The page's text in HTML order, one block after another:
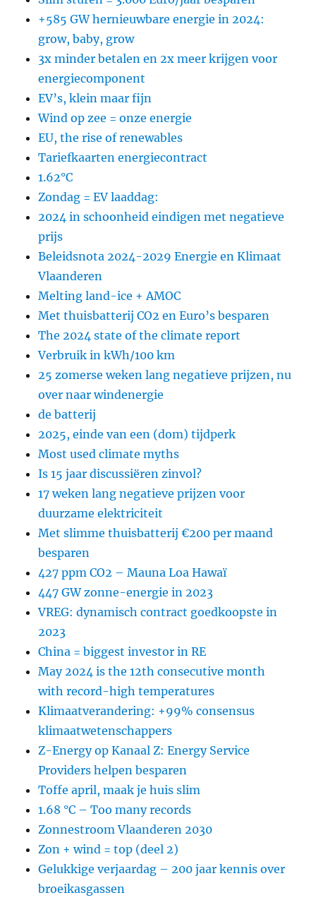
+585 GW hernieuwbare energie in 2024:
grow, baby, grow
3x minder betalen en 2x meer krijgen voor
energiecomponent
EV’s, klein maar fijn
Wind op zee = onze energie
EU, the rise of renewables
Tariefkaarten energiecontract
1.62°C
Zondag = EV laaddag:
2024 in schoonheid eindigen met negatieve
prijs
Beleidsnota 2024-2029 Energie en Klimaat
Vlaanderen
Melting land-ice + AMOC
Met thuisbatterij CO2 en Euro’s besparen
The 2024 state of the climate report
Verbruik in kWh/100 km
25 zomerse weken lang negatieve prijzen, nu
over naar windenergie
de batterij
2025, einde van een (dom) tijdperk
Most used climate myths
Is 15 jaar discussiëren zinvol?
17 weken lang negatieve prijzen voor
duurzame elektriciteit
Met slimme thuisbatterij €200 per maand
besparen
427 ppm CO2 – Mauna Loa Hawaï
447 GW zonne-energie in 2023
VREG: dynamisch contract goedkoopste in
2023
China = biggest investor in RE
May 2024 is the 12th consecutive month
with record-high temperatures
Klimaatverandering: +99% consensus
klimaatwetenschappers
Z-Energy op Kanaal Z: Energy Service
Providers helpen besparen
Toffe april, maak je huis slim
1.68 °C – Too many records
Zonnestroom Vlaanderen 2030
Zon + wind = top (deel 2)
Gelukkige verjaardag – 200 jaar kennis over
broeikasgassen